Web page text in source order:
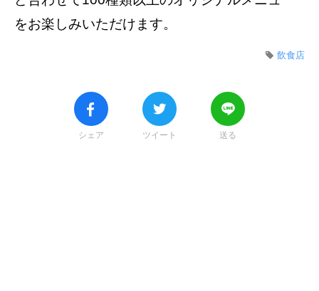
をお楽しみいただけます。
飲食店
シェア ツイート 送る